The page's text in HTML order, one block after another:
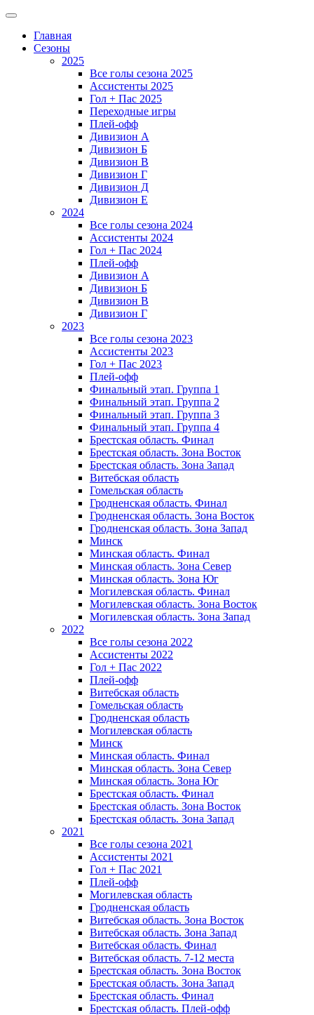
Главная
Сезоны
2025
Все голы сезона 2025
Ассистенты 2025
Гол + Пас 2025
Переходные игры
Плей-офф
Дивизион A
Дивизион Б
Дивизион В
Дивизион Г
Дивизион Д
Дивизион Е
2024
Все голы сезона 2024
Ассистенты 2024
Гол + Пас 2024
Плей-офф
Дивизион A
Дивизион Б
Дивизион В
Дивизион Г
2023
Все голы сезона 2023
Ассистенты 2023
Гол + Пас 2023
Плей-офф
Финальный этап. Группа 1
Финальный этап. Группа 2
Финальный этап. Группа 3
Финальный этап. Группа 4
Брестская область. Финал
Брестская область. Зона Восток
Брестская область. Зона Запад
Витебская область
Гомельская область
Гродненская область. Финал
Гродненская область. Зона Восток
Гродненская область. Зона Запад
Минск
Минская область. Финал
Минская область. Зона Север
Минская область. Зона Юг
Могилевская область. Финал
Могилевская область. Зона Восток
Могилевская область. Зона Запад
2022
Все голы сезона 2022
Ассистенты 2022
Гол + Пас 2022
Плей-офф
Витебская область
Гомельская область
Гродненская область
Могилевская область
Минск
Mинская область. Финал
Минская область. Зона Север
Минская область. Зона Юг
Брестская область. Финал
Брестская область. Зона Восток
Брестская область. Зона Запад
2021
Все голы сезона 2021
Ассистенты 2021
Гол + Пас 2021
Плей-офф
Могилевская область
Гродненская область
Витебская область. Зона Восток
Витебская область. Зона Запад
Витебская область. Финал
Витебская область. 7-12 места
Брестская область. Зона Восток
Брестская область. Зона Запад
Брестская область. Финал
Брестская область. Плей-офф